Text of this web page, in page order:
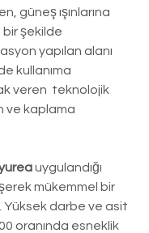
güneş ışınlarına
bir şekilde
yapılan alanı
kullanıma
veren  teknolojik
ve kaplama
uygulandığı
mükemmel bir
Yüksek darbe ve asit
oranında esneklik